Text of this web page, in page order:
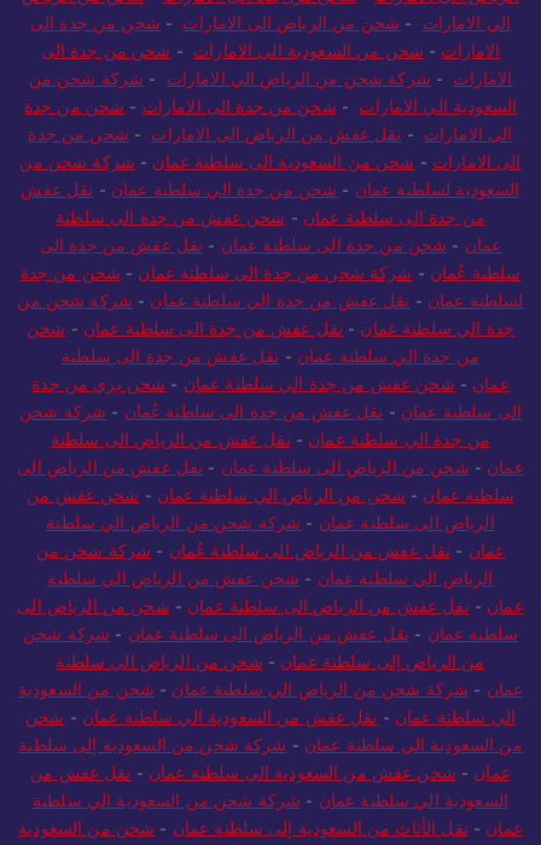
الرياض الى الامارات - شحن من جدة الى الامارات - شحن من الرياض
الي الامارات- شحن من الرياض الى الامارات - شحن من جدة الى
الامارات-شحن من السعودية الى الامارات - شحن من جدة الى
الامارات - شركة شحن من الرياض الي الامارات - شركة شحن من
السعودية الي الامارات- شحن من جدة الى الامارات -شحن من جدة
الى الامارات- نقل عفش من الرياض الى الامارات -شحن من جدة
الى الامارات
-شحن من السعودية الى سلطنة عمان - شركة شحن من
السعودية لسلطنة عمان- شحن من جدة الي سلطنة عمان -
نقل عفش
من جدة الى سلطنة عمان
-شحن عفش من جدة الى سلطنة
عمان - شحن من جدة الى سلطنة عمان -نقل عفش من جدة الى
سلطنة عُمان - شركة شحن من جدة الى سلطنة عمان -
شحن من جدة
لسلطنة عمان-نقل عفش من جدة الي سلطنة عمان-شركة شحن من
جدة الي سلطنة عمان-نقل عفش من جدة الى سلطنة عمان-شحن
من جدة الي سلطنة عمان-
نقل عفش من جدة الى سلطنة
عمان-شحن عفش من جدة الي سلطنة عمان- شحن بري من جدة
الى سلطنة عمان
- نقل عفش من جدة الى سلطنة عُمان-
شركة شحن
من جدة الي سلطنة عمان-نقل عفش من الرياض الى سلطنة
عمان-شحن من الرياض الى سلطنة عمان-نقل عفش من الرياض الى
سلطنة عمان
- شحن من الرياض الي سلطنة عمان - شحن عفش من
الرياض الى سلطنة عمان-
شركة شحن من الرياض الي سلطنة
عمان - نقل عفش من الرياض الى سلطنة عُمان -شركة شحن من
الرياض الي سلطنة عمان
-شحن عفش من الرياض الي سلطنة
عمان- نقل عفش من الرياض الى سلطنة عمان- شحن من الرياض الى
سلطنة عمان- نقل عفش من الرياض الى سلطنة عمان-
شركة شحن
من الرياض إلى سلطنة عمان
شحن من الرياض الي سلطنة
عمان - شركة شحن من الرياض الي سلطنة عمان -شحن من السعودية
الي سلطنة عمان -نقل عفش من السعودية الي سلطنة عمان -شحن
من السعودية الي سلطنة عمان - شركة شحن من السعودية إلى سلطنة
عمان - شحن عفش من السعودية الي سلطنة عمان- نقل عفش من
السعودية الي سلطنة عمان-شركة شحن من السعودية الي سلطنة